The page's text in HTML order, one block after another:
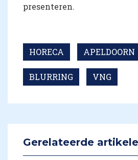
presenteren.
HORECA APELDOORN
BLURRING VNG
Gerelateerde